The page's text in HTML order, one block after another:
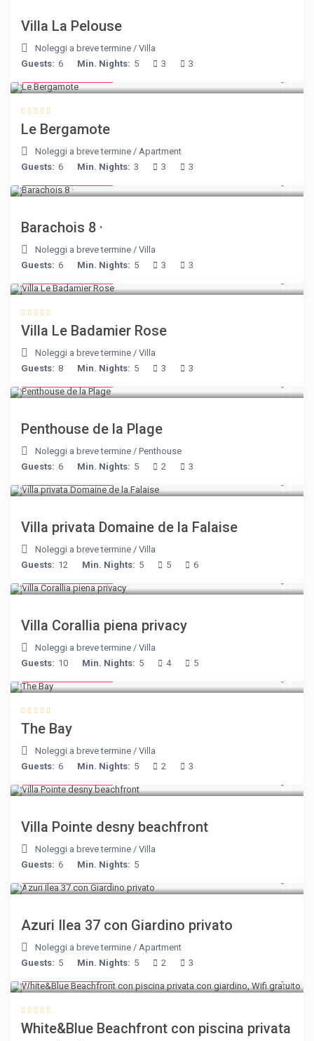
Villa La Pelouse
Noleggi a breve termine /Villa
Guests: 6 Min. Nights: 5 3 3
Le Bergamote
Noleggi a breve termine /Apartment
Guests: 6 Min. Nights: 3 3 3
Barachois 8 ·
Noleggi a breve termine /Villa
Guests: 6 Min. Nights: 5 3 3
Villa Le Badamier Rose
Noleggi a breve termine /Villa
Guests: 8 Min. Nights: 5 3 3
Penthouse de la Plage
Noleggi a breve termine /Penthouse
Guests: 6 Min. Nights: 5 2 3
Villa privata Domaine de la Falaise
Noleggi a breve termine /Villa
Guests: 12 Min. Nights: 5 5 6
Villa Corallia piena privacy
Noleggi a breve termine /Villa
Guests: 10 Min. Nights: 5 4 5
The Bay
Noleggi a breve termine /Villa
Guests: 6 Min. Nights: 5 2 3
Villa Pointe desny beachfront
Noleggi a breve termine /Villa
Guests: 6 Min. Nights: 5
Azuri Ilea 37 con Giardino privato
Noleggi a breve termine /Apartment
Guests: 5 Min. Nights: 5 2 3
White&Blue Beachfront con piscina privata